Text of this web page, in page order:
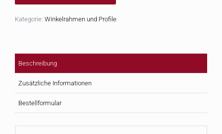
Kategorie: Winkelrahmen und Profile
Beschreibung
Zusätzliche Informationen
Bestellformular